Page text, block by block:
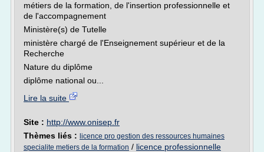
métiers de la formation, de l'insertion professionnelle et
de l'accompagnement
Ministère(s) de Tutelle
ministère chargé de l'Enseignement supérieur et de la
Recherche
Nature du diplôme
diplôme national ou...
Lire la suite
Site : http://www.onisep.fr
Thèmes liés : licence pro gestion des ressources humaines
specialite metiers de la formation / licence professionnelle